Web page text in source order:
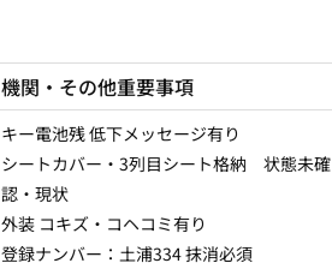
機関・その他重要事項
キー電池残 低下メッセージ有り
シートカバー・3列目シート格納 状態未確
認・現状
外装 コキズ・コヘコミ有り
登録ナンバー：土浦334 抹消必須